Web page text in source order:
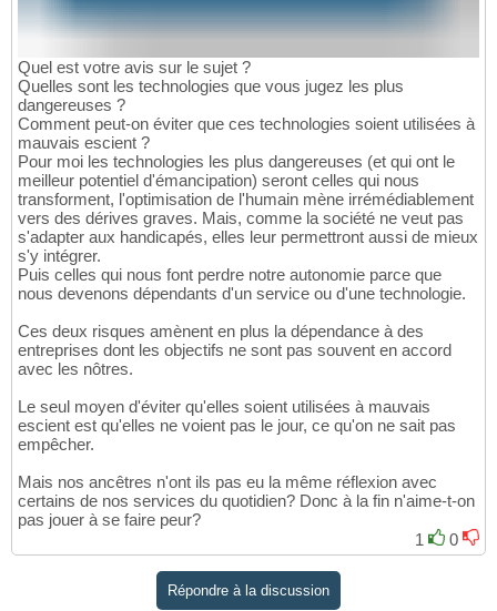
Quel est votre avis sur le sujet ?
Quelles sont les technologies que vous jugez les plus
dangereuses ?
Comment peut-on éviter que ces technologies soient utilisées à
mauvais escient ?
Pour moi les technologies les plus dangereuses (et qui ont le
meilleur potentiel d'émancipation) seront celles qui nous
transforment, l'optimisation de l'humain mène irrémédiablement
vers des dérives graves. Mais, comme la société ne veut pas
s'adapter aux handicapés, elles leur permettront aussi de mieux
s'y intégrer.
Puis celles qui nous font perdre notre autonomie parce que
nous devenons dépendants d'un service ou d'une technologie.
Ces deux risques amènent en plus la dépendance à des
entreprises dont les objectifs ne sont pas souvent en accord
avec les nôtres.
Le seul moyen d'éviter qu'elles soient utilisées à mauvais
escient est qu'elles ne voient pas le jour, ce qu'on ne sait pas
empêcher.
Mais nos ancêtres n'ont ils pas eu la même réflexion avec
certains de nos services du quotidien? Donc à la fin n'aime-t-on
pas jouer à se faire peur?
1
0
Répondre à la discussion